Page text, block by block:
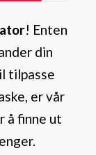
! Enten
din
tilpasse
er vår
å finne ut